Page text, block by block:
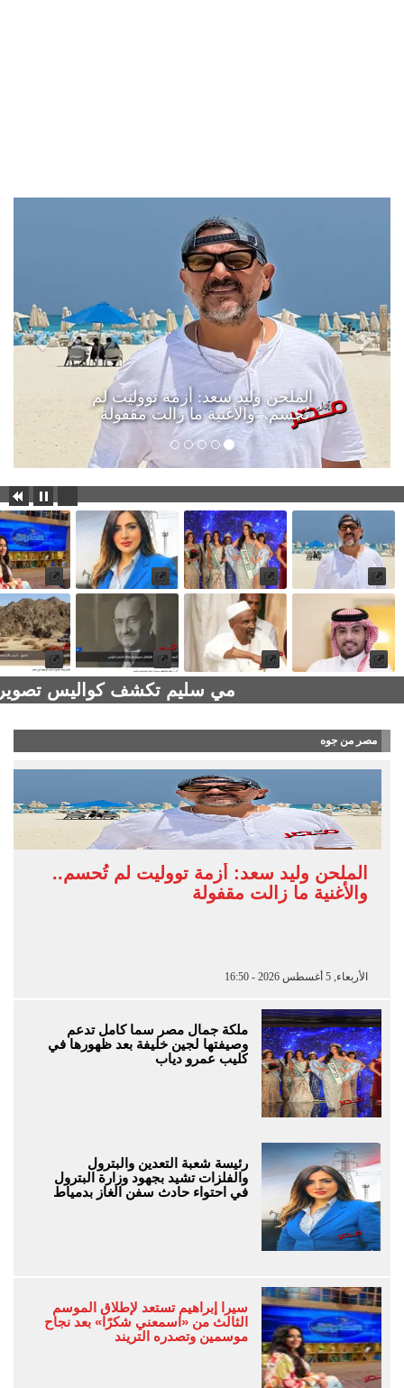
الملحن وليد سعد: أزمة تووليت لم
تُحسم.. والأغنية ما زالت مقفولة
مي سليم تكشف كواليس
مصر من جوه
الملحن وليد سعد: أزمة تووليت لم تُحسم..
والأغنية ما زالت مقفولة
الأربعاء, 5 أغسطس 2026 - 16:50
ملكة جمال مصر سما كامل تدعم
وصيفتها لجين خليفة بعد ظهورها في
كليب عمرو دياب
رئيسة شعبة التعدين والبترول
والفلزات تشيد بجهود وزارة البترول
في احتواء حادث سفن الغاز بدمياط
سيرا إبراهيم تستعد لإطلاق الموسم
الثالث من «اسمعني شكرًا» بعد نجاح
موسمين وتصدره التريند